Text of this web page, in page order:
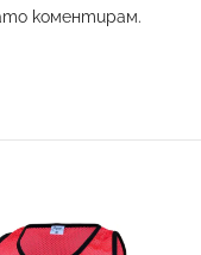
коментирам.